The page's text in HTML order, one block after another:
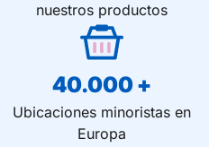
nuestros productos
Ubicaciones minoristas en
Europa
40.000 +